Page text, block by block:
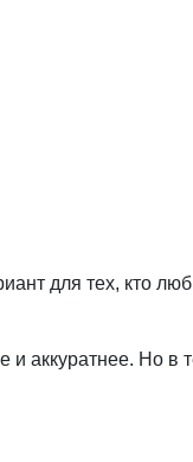
для тех, кто
и аккуратнее. Но